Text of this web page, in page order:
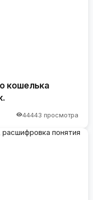
кошелька
44443 просмотра